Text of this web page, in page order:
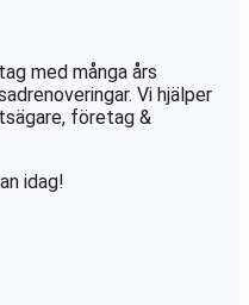
med många års
Vi hjälper
företag &
idag!